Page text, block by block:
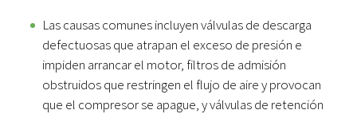
Las causas comunes incluyen válvulas de descarga
defectuosas que atrapan el exceso de presión e
impiden arrancar el motor, filtros de admisión
obstruidos que restringen el flujo de aire y provocan
que el compresor se apague, y válvulas de retención